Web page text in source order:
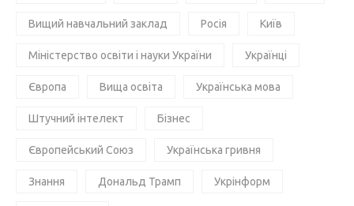
Вищий навчальний заклад Росія Київ
Міністерство освіти і науки України Українці
Європа Вища освіта Українська мова
Штучний інтелект Бізнес
Європейський Союз Українська гривня
Знання Дональд Трамп Укрінформ